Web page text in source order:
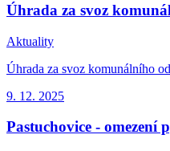
Úhrada za svoz
Aktuality
Úhrada za svoz komunálního
9. 12. 2025
Pastuchovice - omezení